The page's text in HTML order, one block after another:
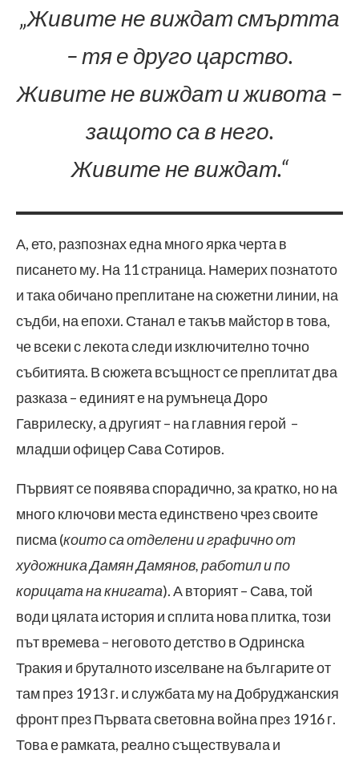
„Живите не виждат смъртта
– тя е друго царство.
Живите не виждат и живота –
защото са в него.
Живите не виждат.“
А, ето, разпознах една много ярка черта в
писането му. На 11 страница. Намерих познатото
и така обичано преплитане на сюжетни линии, на
съдби, на епохи. Станал е такъв майстор в това,
че всеки с лекота следи изключително точно
събитията. В сюжета всъщност се преплитат два
разказа – единият е на румънеца Доро
Гаврилеску, а другият – на главния герой –
младши офицер Сава Сотиров.
Първият се появява спорадично, за кратко, но на
много ключови места единствено чрез своите
писма (които са отделени и графично от
художника Дамян Дамянов, работил и по
корицата на книгата). А вторият – Сава, той
води цялата история и сплита нова плитка, този
път времева – неговото детство в Одринска
Тракия и бруталното изселване на българите от
там през 1913 г. и службата му на Добруджанския
фронт през Първата световна война през 1916 г.
Това е рамката, реално съществувала и